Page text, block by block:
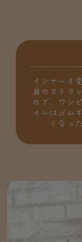
インナーを
肩のストラ
ので、ワン
イルはゴム
くなっ